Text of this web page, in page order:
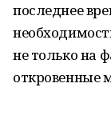
последнее
не только на
откровенные